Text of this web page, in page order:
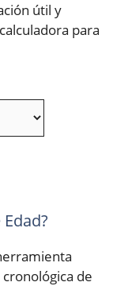
útil y
para
de